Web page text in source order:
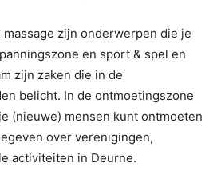
zijn onderwerpen die je
en sport & spel en
zijn zaken die in de
belicht. In de ontmoetingszone
(nieuwe) mensen kunt ontmoeten
over verenigingen,
activiteiten in Deurne.